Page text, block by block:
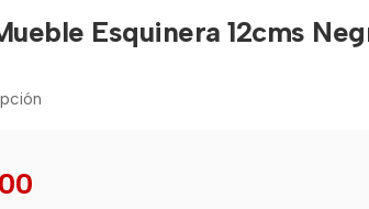
Esquinera 12cms